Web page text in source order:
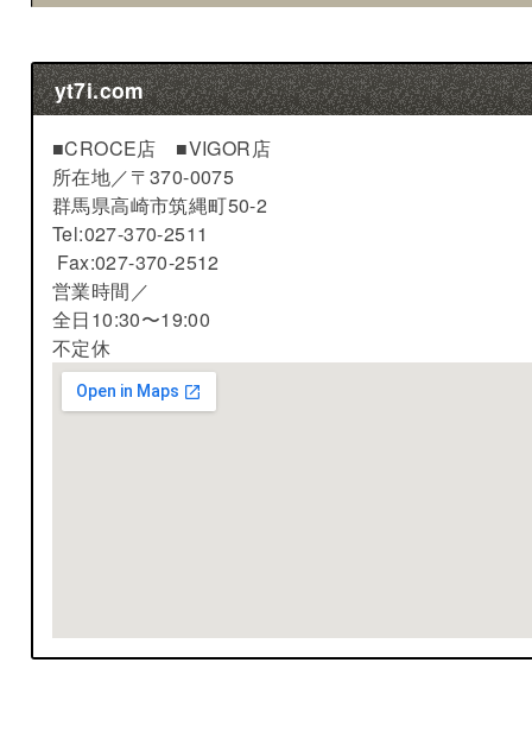
yt7i.com
■CROCE店 ■VIGOR店
所在地／〒370-0075
群馬県高崎市筑縄町50-2
Tel:027-370-2511
Fax:027-370-2512
営業時間／
全日10:30〜19:00
不定休